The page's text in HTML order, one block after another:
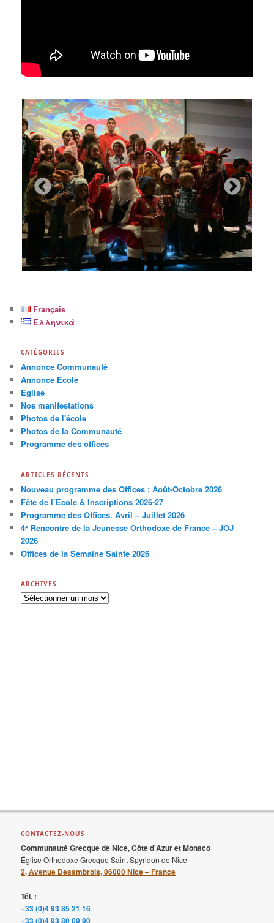
Français
Ελληνικά
CATÉGORIES
Annonce Communauté
Annonce Εcole
Eglise
Nos manifestations
Photos de l'école
Photos de la Communauté
Programme des offices
ARTICLES RÉCENTS
Nouveau programme des Offices : Août-Octobre 2026
Fête de l’Ecole & Inscriptions 2026-27
Programme des Offices. Avril – Juillet 2026
4ᵉ Rencontre de la Jeunesse Orthodoxe de France – JOJ
2026
Offices de la Semaine Sainte 2026
ARCHIVES
A
CONTACTEZ-NOUS
Communauté Grecque de Nice, Côte d'Azur et Monaco
Église Orthodoxe Grecque Saint Spyridon de Nice
2, Avenue Desambrois, 06000 Nice – France
Tél. :
+33 (0)4 93 85 21 16
+33 (0)4 93 80 09 90